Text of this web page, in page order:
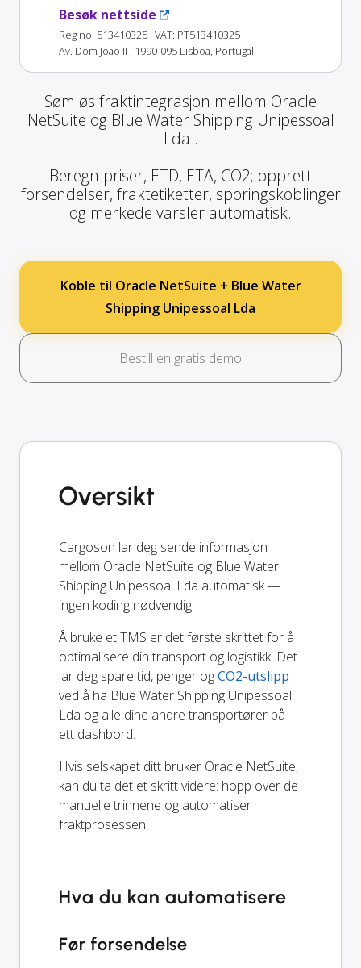
Besøk nettside
Reg no: 513410325 · VAT: PT513410325
Av. Dom João II , 1990-095 Lisboa, Portugal
Sømløs fraktintegrasjon mellom Oracle
NetSuite og Blue Water Shipping Unipessoal
Lda .
Beregn priser, ETD, ETA, CO2; opprett
forsendelser, fraktetiketter, sporingskoblinger
og merkede varsler automatisk.
Koble til Oracle NetSuite + Blue Water
Shipping Unipessoal Lda
Bestill en gratis demo
Oversikt
Cargoson lar deg sende informasjon
mellom Oracle NetSuite og Blue Water
Shipping Unipessoal Lda automatisk —
ingen koding nødvendig.
Å bruke et TMS er det første skrittet for å
optimalisere din transport og logistikk. Det
lar deg spare tid, penger ogCO2-utslipp
ved å ha Blue Water Shipping Unipessoal
Lda og alle dine andre transportører på
ett dashbord.
Hvis selskapet ditt bruker Oracle NetSuite,
kan du ta det et skritt videre: hopp over de
manuelle trinnene og automatiser
fraktprosessen.
Hva du kan automatisere
Før forsendelse